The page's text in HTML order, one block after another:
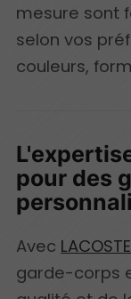
mesure sont
selon vos
couleurs,
pour des
Avec
garde-corps